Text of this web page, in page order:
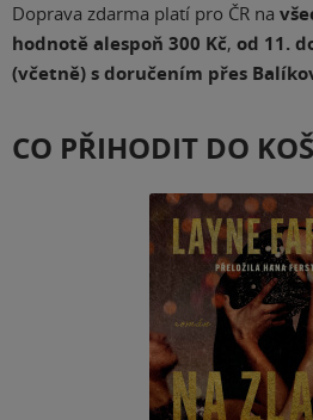
Doprava zdarma platí pro ČR na
hodnotě alespoň 300 Kč, od 11.
(včetně) s doručením přes
CO PŘIHODIT DO